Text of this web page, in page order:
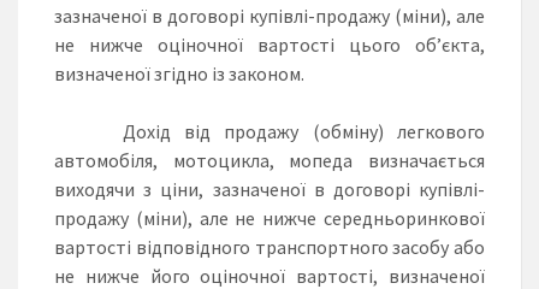
зазначеної в договорі купівлі-продажу (міни), але
не нижче оціночної вартості цього об’єкта,
визначеної згідно із законом.
Дохід від продажу (обміну) легкового
автомобіля, мотоцикла, мопеда визначається
виходячи з ціни, зазначеної в договорі купівлі-
продажу (міни), але не нижче середньоринкової
вартості відповідного транспортного засобу або
не нижче його оціночної вартості, визначеної